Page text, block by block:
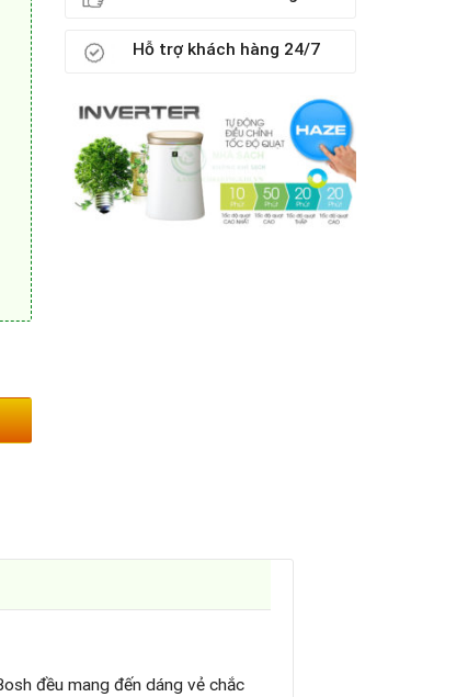
Hỗ trợ khách hàng 24/7
đều mang đến dáng vẻ chắc